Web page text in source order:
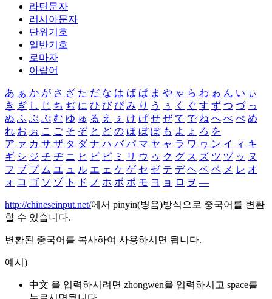
라틴문자
러시아문자
단위기호
일반기호
로마자
아랍어
あ ぁ か が さ ざ た だ な は ば ぱ ま や ゃ ら わ ゎ ん い ぃ
き ぎ し じ ち ぢ に ひ び ぴ み り う ぅ く ぐ す ず つ づ っ
ぬ ふ ぶ ぷ む ゆ ゅ る え ぇ け げ せ ぜ て で ね へ べ ぺ め
れ お ぉ こ ご そ ぞ と ど の ほ ぼ ぽ も よ ょ ろ を
ア ァ カ サ ザ タ ダ ナ ハ バ パ マ ヤ ャ ラ ワ ヮ ン イ ィ キ
ギ シ ジ チ ヂ ニ ヒ ビ ピ ミ リ ウ ゥ ク グ ス ズ ツ ヅ ッ ヌ
フ ブ プ ム ユ ュ ル エ ェ ケ ゲ セ ゼ テ デ ヘ ベ ペ メ レ オ
ォ コ ゴ ソ ゾ ト ド ノ ホ ボ ポ モ ヨ ョ ロ ヲ ―
http://chineseinput.net/에서 pinyin(병음)방식으로 중국어를 변환
할 수 있습니다.
변환된 중국어를 복사하여 사용하시면 됩니다.
예시)
中文 을 입력하시려면 zhongwen을 입력하시고 space를